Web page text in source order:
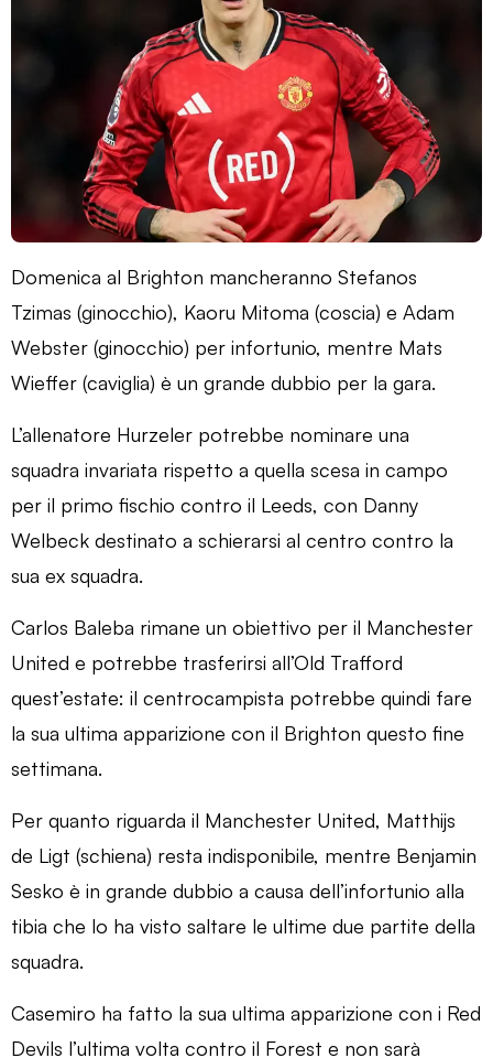
Domenica al Brighton mancheranno Stefanos
Tzimas (ginocchio), Kaoru Mitoma (coscia) e Adam
Webster (ginocchio) per infortunio, mentre Mats
Wieffer (caviglia) è un grande dubbio per la gara.
L’allenatore Hurzeler potrebbe nominare una
squadra invariata rispetto a quella scesa in campo
per il primo fischio contro il Leeds, con Danny
Welbeck destinato a schierarsi al centro contro la
sua ex squadra.
Carlos Baleba rimane un obiettivo per il Manchester
United e potrebbe trasferirsi all’Old Trafford
quest’estate: il centrocampista potrebbe quindi fare
la sua ultima apparizione con il Brighton questo fine
settimana.
Per quanto riguarda il Manchester United, Matthijs
de Ligt (schiena) resta indisponibile, mentre Benjamin
Sesko è in grande dubbio a causa dell’infortunio alla
tibia che lo ha visto saltare le ultime due partite della
squadra.
Casemiro ha fatto la sua ultima apparizione con i Red
Devils l’ultima volta contro il Forest e non sarà